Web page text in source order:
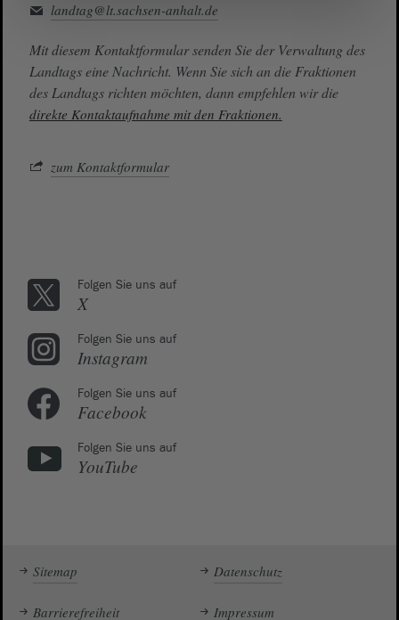
landtag@lt.sachsen-anhalt.de
Mit diesem Kontaktformular senden Sie der Verwaltung des
Landtags eine Nachricht. Wenn Sie sich an die Fraktionen
des Landtags richten möchten, dann empfehlen wir die
direkte Kontaktaufnahme mit den Fraktionen.
zum Kontaktformular
Folgen Sie uns auf
X
Folgen Sie uns auf
Instagram
Folgen Sie uns auf
Facebook
Folgen Sie uns auf
YouTube
Sitemap Datenschutz
Barrierefreiheit Impressum